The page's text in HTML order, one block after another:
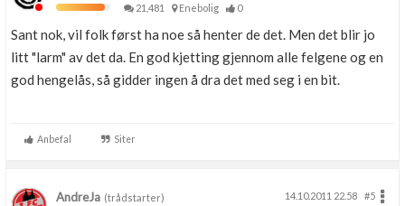
21,481
Enebolig 0
Sant nok, vil folk først ha noe så henter de det. Men det blir jo
litt "larm" av det da. En god kjetting gjennom alle felgene og en
god hengelås, så gidder ingen å dra det med seg i en bit.
Anbefal Siter
AndreJa (trådstarter) 14.10.2011 22.58
#5